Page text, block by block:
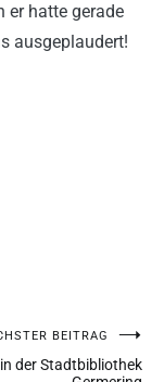
er hatte gerade
ausgeplaudert!
BEITRAG
der Stadtbibliothek